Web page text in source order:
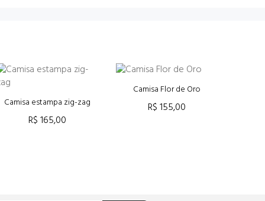
Camisa estampa zig-zag
R$ 165,00
Camisa Flor de Oro
R$ 155,00